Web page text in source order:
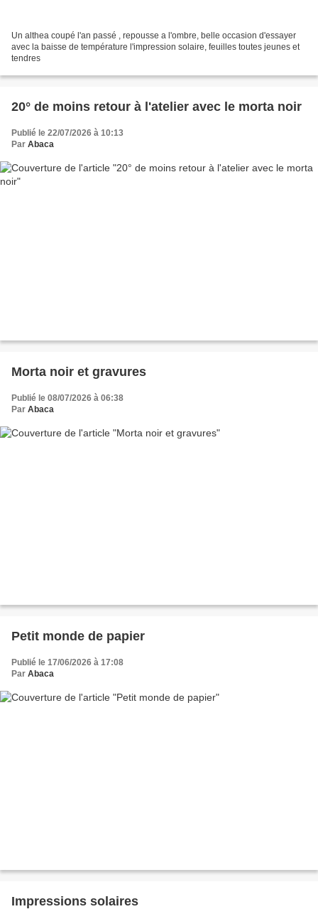
Un althea coupé l'an passé , repousse a l'ombre, belle occasion d'essayer
avec la baisse de température l'impression solaire, feuilles toutes jeunes et
tendres
20° de moins retour à l'atelier avec le morta noir
Publié le 22/07/2026 à 10:13
Par Abaca
Morta noir et gravures
Publié le 08/07/2026 à 06:38
Par Abaca
Petit monde de papier
Publié le 17/06/2026 à 17:08
Par Abaca
Impressions solaires